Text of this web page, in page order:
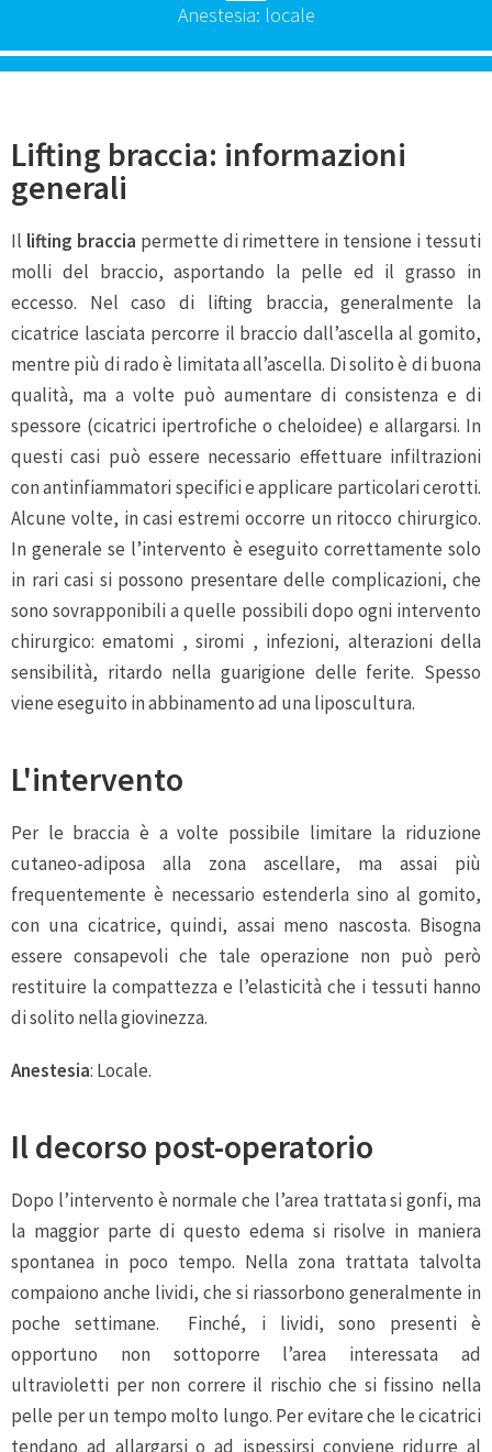
Anestesia: locale
Lifting braccia: informazioni
generali
Il lifting braccia permette di rimettere in tensione i tessuti
molli del braccio, asportando la pelle ed il grasso in
eccesso. Nel caso di lifting braccia, generalmente la
cicatrice lasciata percorre il braccio dall’ascella al gomito,
mentre più di rado è limitata all’ascella. Di solito è di buona
qualità, ma a volte può aumentare di consistenza e di
spessore (cicatrici ipertrofiche o cheloidee) e allargarsi. In
questi casi può essere necessario effettuare infiltrazioni
con antinfiammatori specifici e applicare particolari cerotti.
Alcune volte, in casi estremi occorre un ritocco chirurgico.
In generale se l’intervento è eseguito correttamente solo
in rari casi si possono presentare delle complicazioni, che
sono sovrapponibili a quelle possibili dopo ogni intervento
chirurgico: ematomi , siromi , infezioni, alterazioni della
sensibilità, ritardo nella guarigione delle ferite. Spesso
viene eseguito in abbinamento ad una liposcultura.
L'intervento
Per le braccia è a volte possibile limitare la riduzione
cutaneo-adiposa alla zona ascellare, ma assai più
frequentemente è necessario estenderla sino al gomito,
con una cicatrice, quindi, assai meno nascosta. Bisogna
essere consapevoli che tale operazione non può però
restituire la compattezza e l’elasticità che i tessuti hanno
di solito nella giovinezza.
Anestesia: Locale.
Il decorso post-operatorio
Dopo l’intervento è normale che l’area trattata si gonfi, ma
la maggior parte di questo edema si risolve in maniera
spontanea in poco tempo. Nella zona trattata talvolta
compaiono anche lividi, che si riassorbono generalmente in
poche settimane. Finché, i lividi, sono presenti è
opportuno non sottoporre l’area interessata ad
ultravioletti per non correre il rischio che si fissino nella
pelle per un tempo molto lungo. Per evitare che le cicatrici
tendano ad allargarsi o ad ispessirsi conviene ridurre al